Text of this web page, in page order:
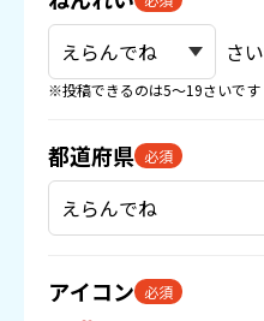
さい
※投稿できるのは5〜19さいです
都道府県 必須
アイコン 必須